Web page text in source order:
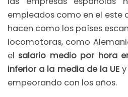
empleados como en el este
hacen como los países
locomotoras, como
el salario medio por hora
inferior a la media de la UE
empeorando con los años.